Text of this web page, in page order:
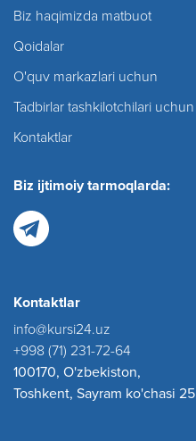
Biz haqimizda matbuot
Qoidalar
O'quv markazlari uchun
Tadbirlar tashkilotchilari uchun
Kontaktlar
Biz ijtimoiy tarmoqlarda:
Kontaktlar
info@kursi24.uz
+998 (71) 231-72-64
100170, O'zbekiston,
Toshkent, Sayram ko'chasi 25